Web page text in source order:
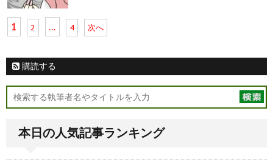
1 2 … 4 次へ
購読する
本日の人気記事ランキング